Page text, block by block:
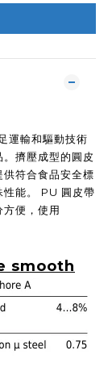
運輸和驅動技術
擠壓成型的圓皮
符合食品安全標
性能。 PU 圓皮帶
便，使用
smooth